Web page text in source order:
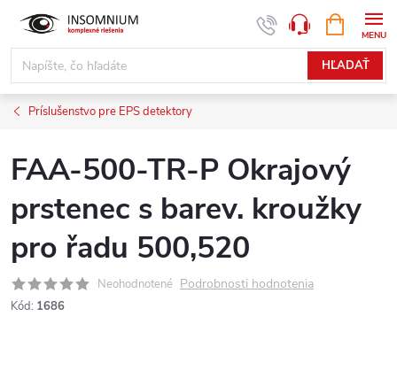
obsah
HĽADAŤ
KOŠÍK
Príslušenstvo pre EPS detektory
FAA-500-TR-P Okrajový
prstenec s barev. kroužky
pro řadu 500,520
Neohodnotené Podrobnosti hodnotenia
Kód: 1686
www.insomnium.sk - Chat